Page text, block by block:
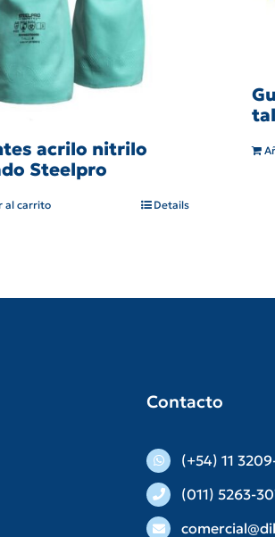
acrilo nitrilo
Steelpro
al carrito Details
Contacto
(+54) 11
(011) 5263-